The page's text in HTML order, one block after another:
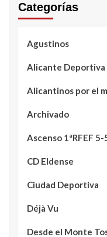
Categorías
Agustinos
Alicante Deportiva
Alicantinos por el
Archivado
Ascenso 1ªRFEF
CD Eldense
Ciudad Deportiva
Déjà Vu
Desde el Monte